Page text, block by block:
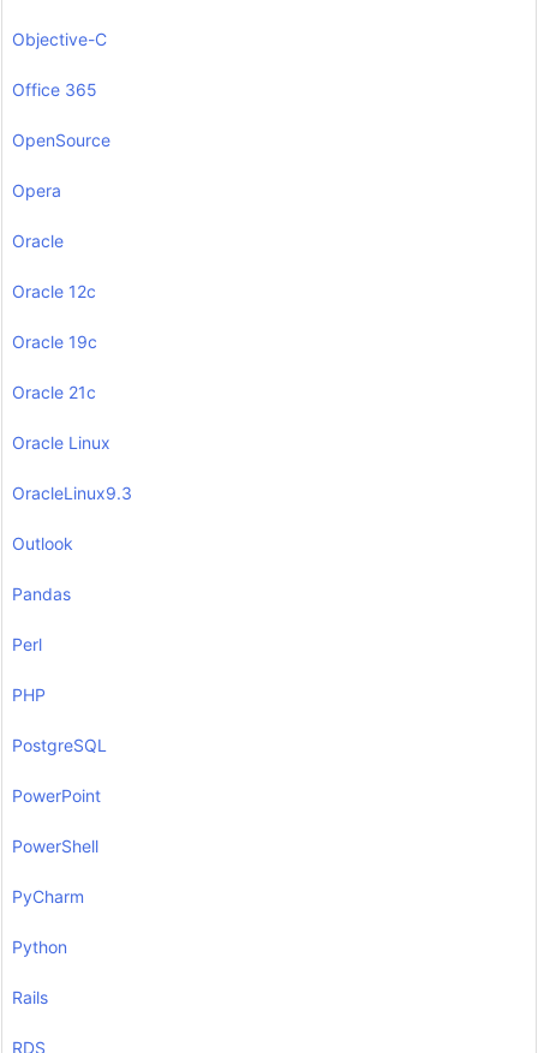
Objective-C
Office 365
OpenSource
Opera
Oracle
Oracle 12c
Oracle 19c
Oracle 21c
Oracle Linux
OracleLinux9.3
Outlook
Pandas
Perl
PHP
PostgreSQL
PowerPoint
PowerShell
PyCharm
Python
Rails
RDS